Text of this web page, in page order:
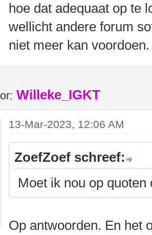
hoe dat adequaat op te
wellicht andere forum
niet meer kan voordoen.
Willeke_IGKT
13-Mar-2023, 12:06 AM
ZoefZoef schreef:
Moet ik nou op
Op antwoorden. En het